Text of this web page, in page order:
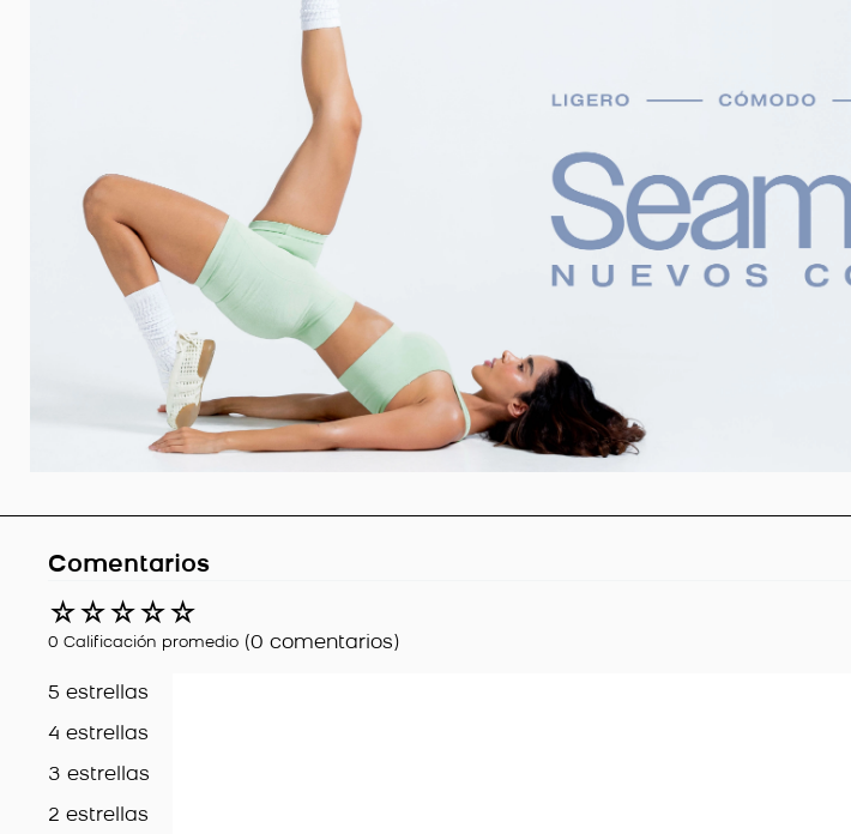
Comentarios
☆☆☆☆☆
0 Calificación promedio (0 comentarios)
5 estrellas
4 estrellas
3 estrellas
2 estrellas